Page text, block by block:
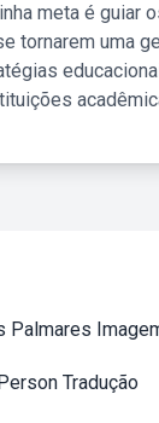
meta é guiar
tornarem uma
Palmares
Tradução